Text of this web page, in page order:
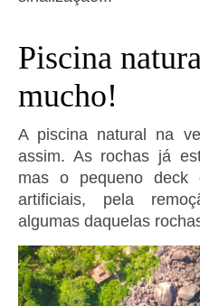
Piscina
mucho!
A piscina natural na
assim. As rochas já
mas o pequeno
artificiais, pela
algumas daquelas